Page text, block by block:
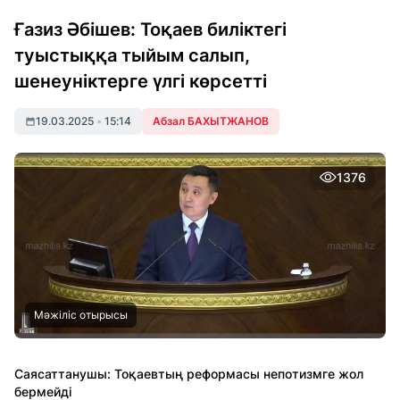
Ғазиз Әбішев: Тоқаев биліктегі
туыстыққа тыйым салып,
шенеуніктерге үлгі көрсетті
19.03.2025 • 15:14 Абзал БАХЫТЖАНОВ
1376
Мәжіліс отырысы
Саясаттанушы: Тоқаевтың реформасы непотизмге жол
бермейді